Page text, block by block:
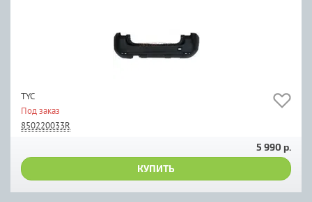
TYC
Под заказ
850220033R
5 990 р.
КУПИТЬ